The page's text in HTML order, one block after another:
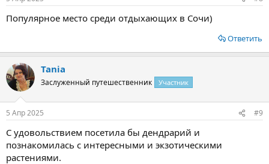
Популярное место среди отдыхающих в Сочи)
Ответить
Tania
Заслуженный путешественник Участник
5 Апр 2025 #9
С удовольствием посетила бы дендрарий и
познакомилась с интересными и экзотическими
растениями.